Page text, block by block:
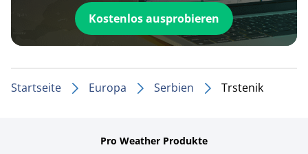
Kostenlos ausprobieren
Startseite Europa Serbien Trstenik
Pro Weather Produkte